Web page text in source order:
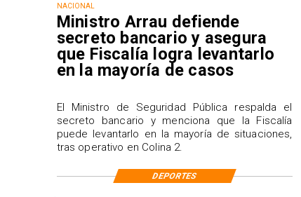
NACIONAL
Ministro Arrau defiende
secreto bancario y asegura
que Fiscalía logra levantarlo
en la mayoría de casos
El Ministro de Seguridad Pública respalda el
secreto bancario y menciona que la Fiscalía
puede levantarlo en la mayoría de situaciones,
tras operativo en Colina 2.
DEPORTES